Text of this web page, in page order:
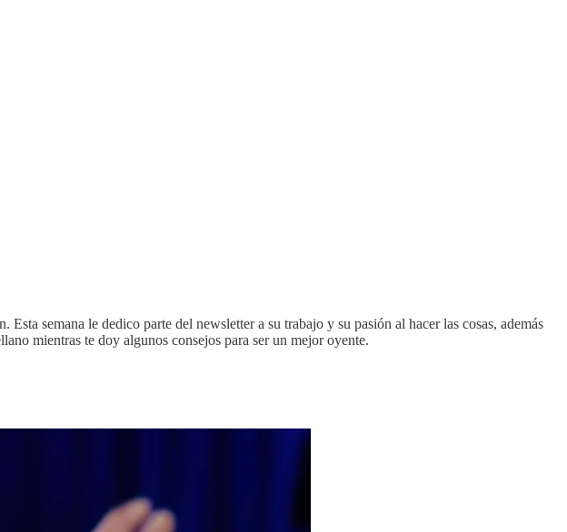
semana le dedico parte del newsletter a su trabajo y su pasión al hacer las cosas, además
mientras te doy algunos consejos para ser un mejor oyente.